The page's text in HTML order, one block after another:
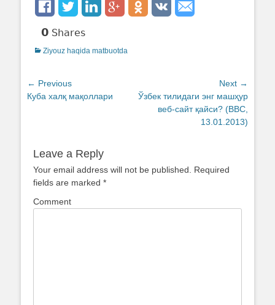
0 Shares
Categories
Ziyouz haqida matbuotda
Post
navigation
← Previous
Previous
Куба халқ мақоллари
Next →
Next
Ўзбек тилидаги энг машҳур
веб-сайт қайси? (BBC,
13.01.2013)
Leave a Reply
Your email address will not be published.
Required
fields are marked *
Comment